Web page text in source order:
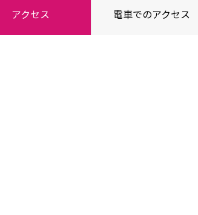
アクセス 電車でのアクセス